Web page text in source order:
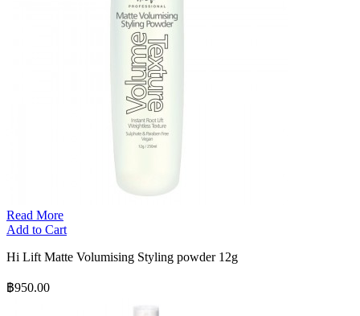
Read More
Add to Cart
Hi Lift Matte Volumising Styling powder 12g
฿950.00